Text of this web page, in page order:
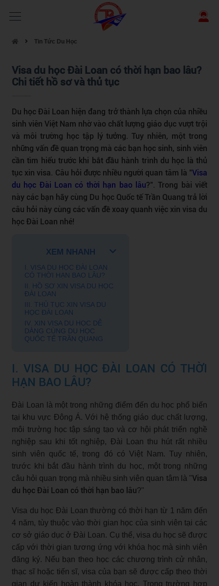
Tin Tức Du Học
Visa du học Đài Loan có thời hạn bao lâu?
Chi tiết hồ sơ và thủ tục
Du học Đài Loan hiện đang trở thành lựa chọn của nhiều
sinh viên Việt Nam nhờ vào chất lượng giáo dục vượt trội
và môi trường học tập lý tưởng. Tuy nhiên, một trong
những vấn đề quan trọng mà các bạn học sinh, sinh viên
cần tìm hiểu trước khi bắt đầu hành trình du học là thủ
tục xin visa. Câu hỏi được nhiều người quan tâm là "Visa
du học Đài Loan có thời hạn bao lâu?". Trong bài viết
này các bạn hãy cùng Du học Quốc tế Trần Quang trả lời
câu hỏi này cùng các vấn đề xoay quanh việc xin visa du
học Đài Loan nhé!
XEM NHANH
I. VISA DU HỌC ĐÀI LOAN
CÓ THỜI HẠN BAO LÂU?
II. HỒ SƠ XIN VISA DU HỌC
ĐÀI LOAN
III. THỦ TỤC XIN VISA DU
HỌC ĐÀI LOAN
IV. XIN VISA DU HỌC DỄ
DÀNG CÙNG DU HỌC
QUỐC TẾ TRẦN QUANG
I. VISA DU HỌC ĐÀI LOAN CÓ THỜI
HẠN BAO LÂU?
Đài Loan là một trong những điểm đến du học phổ biến
tại khu vực Đông Á. Với hệ thống giáo dục chất lượng,
môi trường học tập sáng tạo và cơ hội phát triển nghề
nghiệp sau khi tốt nghiệp, Đài Loan thu hút rất nhiều
sinh viên quốc tế, trong đó có Việt Nam. Tuy nhiên,
trước khi bắt đầu hành trình du học, một trong những
câu hỏi quan trọng mà nhiều sinh viên quan tâm là "Visa
du học Đài Loan có thời hạn bao lâu?"
Visa du học Đài Loan thường có thời hạn từ 1 năm đến
4 năm, tùy thuộc vào thời gian học của sinh viên tại các
cơ sở giáo dục ở Đài Loan. Cụ thể, visa du học sẽ được
cấp với thời gian tương ứng với khóa học mà sinh viên
đăng ký. Nếu bạn theo học các chương trình cử nhân,
thạc sĩ hoặc tiến sĩ, visa của bạn sẽ được cấp theo thời
gian dự kiến hoàn thành khóa học. Trong trường hợp